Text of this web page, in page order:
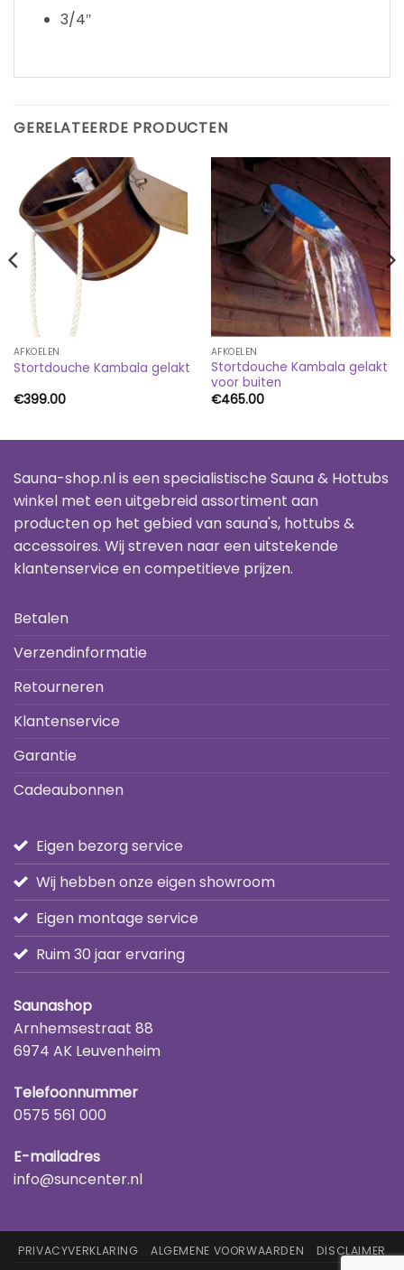
3/4″
GERELATEERDE PRODUCTEN
AFKOELEN
Stortdouche Kambala gelakt
€399.00
AFKOELEN
Stortdouche Kambala gelakt
voor buiten
€465.00
Sauna-shop.nl is een specialistische Sauna & Hottubs
winkel met een uitgebreid assortiment aan
producten op het gebied van sauna's, hottubs &
accessoires. Wij streven naar een uitstekende
klantenservice en competitieve prijzen.
Betalen
Verzendinformatie
Retourneren
Klantenservice
Garantie
Cadeaubonnen
Eigen bezorg service
Wij hebben onze eigen showroom
Eigen montage service
Ruim 30 jaar ervaring
Saunashop
Arnhemsestraat 88
6974 AK Leuvenheim
Telefoonnummer
0575 561 000
E-mailadres
info@suncenter.nl
PRIVACYVERKLARING ALGEMENE VOORWAARDEN DISCLAIMER